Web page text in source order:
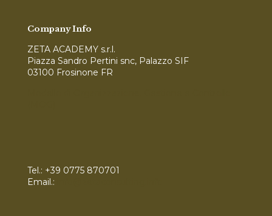
Company Info
ZETA ACADEMY s.r.l.
Piazza Sandro Pertini snc, Palazzo SIF
03100 Frosinone FR
Tel.: +39 0775 870701
Email.: